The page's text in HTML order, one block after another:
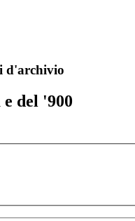
d'archivio
del '900